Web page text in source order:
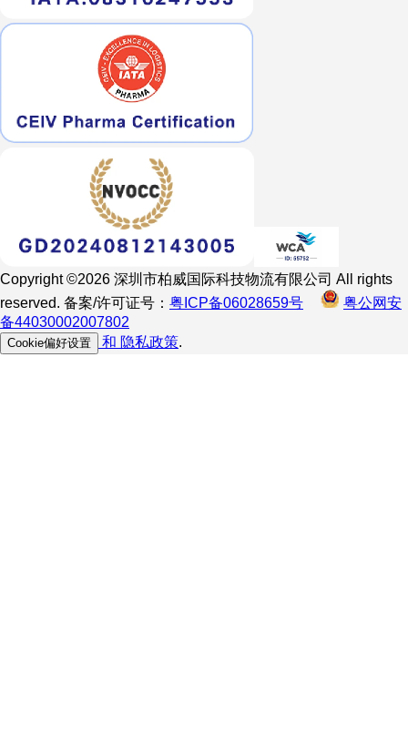
Copyright ©2026 深圳市柏威国际科技物流有限公司 All rights
reserved. 备案/许可证号： 粤ICP备06028659号
粤公网安
备44030002007802
Cookie偏好设置 和 隐私政策.